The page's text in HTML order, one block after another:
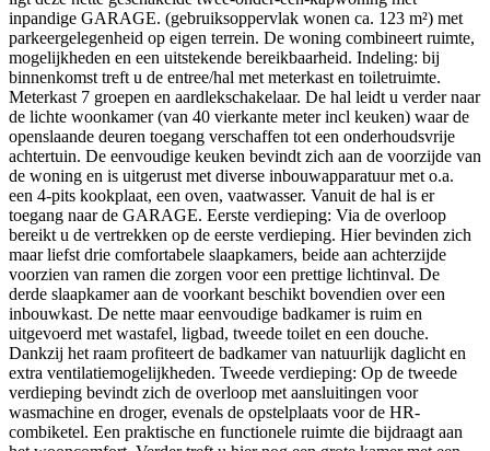
inpandige GARAGE. (gebruiksoppervlak wonen ca. 123 m²) met
parkeergelegenheid op eigen terrein. De woning combineert ruimte,
mogelijkheden en een uitstekende bereikbaarheid. Indeling: bij
binnenkomst treft u de entree/hal met meterkast en toiletruimte.
Meterkast 7 groepen en aardlekschakelaar. De hal leidt u verder naar
de lichte woonkamer (van 40 vierkante meter incl keuken) waar de
openslaande deuren toegang verschaffen tot een onderhoudsvrije
achtertuin. De eenvoudige keuken bevindt zich aan de voorzijde van
de woning en is uitgerust met diverse inbouwapparatuur met o.a.
een 4-pits kookplaat, een oven, vaatwasser. Vanuit de hal is er
toegang naar de GARAGE. Eerste verdieping: Via de overloop
bereikt u de vertrekken op de eerste verdieping. Hier bevinden zich
maar liefst drie comfortabele slaapkamers, beide aan achterzijde
voorzien van ramen die zorgen voor een prettige lichtinval. De
derde slaapkamer aan de voorkant beschikt bovendien over een
inbouwkast. De nette maar eenvoudige badkamer is ruim en
uitgevoerd met wastafel, ligbad, tweede toilet en een douche.
Dankzij het raam profiteert de badkamer van natuurlijk daglicht en
extra ventilatiemogelijkheden. Tweede verdieping: Op de tweede
verdieping bevindt zich de overloop met aansluitingen voor
wasmachine en droger, evenals de opstelplaats voor de HR-
combiketel. Een praktische en functionele ruimte die bijdraagt aan